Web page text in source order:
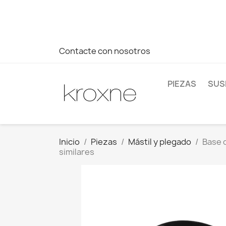
Contacte con nosotros
PIEZAS
Inicio Piezas Mástil y plegado
Base
similares